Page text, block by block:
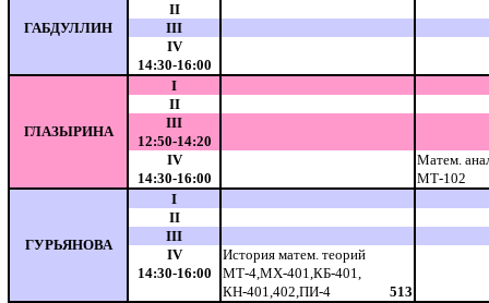
ГАБДУЛЛИН
II
III
IV
14:30-16:00
ГЛАЗЫРИНА
I
II
III
12:50-14:20
IV
Матем.
14:30-16:00
МТ-102
ГУРЬЯНОВА
I
II
III
IV
История матем. теорий
14:30-16:00
МТ-4,МХ-401,КБ-401,
КН-401,402,ПИ-4
513